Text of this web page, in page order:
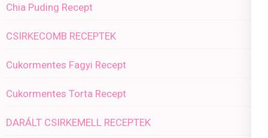
Chia Puding Recept
CSIRKECOMB RECEPTEK
Cukormentes Fagyi Recept
Cukormentes Torta Recept
DARÁLT CSIRKEMELL RECEPTEK